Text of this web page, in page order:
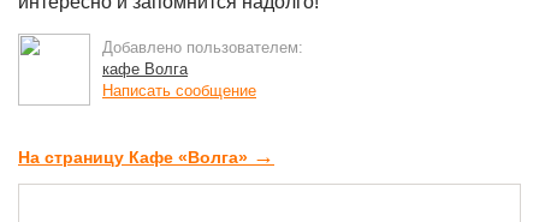
Добавлено пользователем:
кафе Волга
Написать сообщение
На страницу Кафе «Волга» →